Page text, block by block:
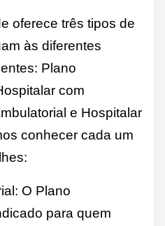
oferece três tipos de
às diferentes
Plano
com
e Hospitalar
conhecer cada um
O Plano
para quem